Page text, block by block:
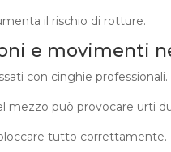
il rischio di rotture.
e movimenti
con cinghie professionali.
mezzo può provocare urti
tutto correttamente.